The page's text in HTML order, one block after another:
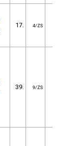
17. 4/ZS
39. 9/ZS